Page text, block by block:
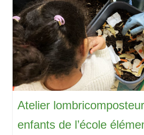
Atelier
enfants de l’école